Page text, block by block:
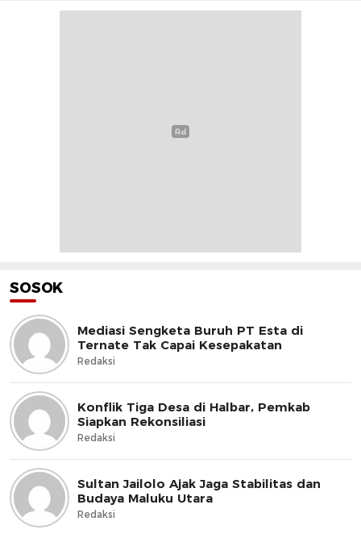
SOSOK
Mediasi Sengketa Buruh PT Esta di
Ternate Tak Capai Kesepakatan
Redaksi
Konflik Tiga Desa di Halbar, Pemkab
Siapkan Rekonsiliasi
Redaksi
Sultan Jailolo Ajak Jaga Stabilitas dan
Budaya Maluku Utara
Redaksi